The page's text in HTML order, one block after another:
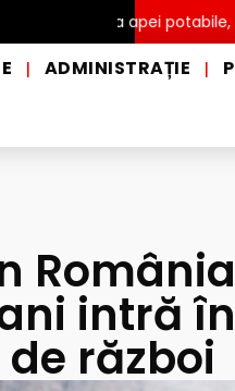
a apei potabile, în
| ADMINISTRAȚIE |
intră
război